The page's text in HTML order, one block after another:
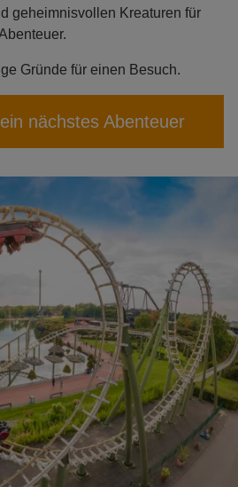
geheimnisvollen Kreaturen für
Gründe für einen Besuch.
nächstes Abenteuer